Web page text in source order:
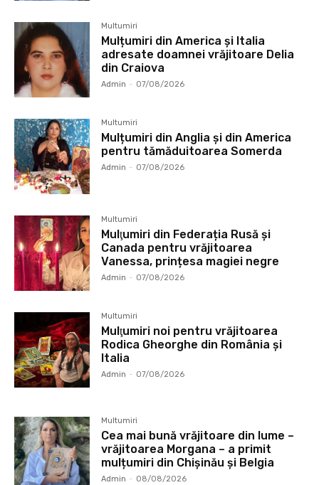
Multumiri
Mulțumiri din America și Italia
adresate doamnei vrăjitoare Delia
din Craiova
Admin - 07/08/2026
Multumiri
Mulțumiri din Anglia și din America
pentru tămăduitoarea Somerda
Admin - 07/08/2026
Multumiri
Mulţumiri din Federația Rusă și
Canada pentru vrăjitoarea
Vanessa, prințesa magiei negre
Admin - 07/08/2026
Multumiri
Mulţumiri noi pentru vrăjitoarea
Rodica Gheorghe din România și
Italia
Admin - 07/08/2026
Multumiri
Cea mai bună vrăjitoare din lume –
vrăjitoarea Morgana – a primit
mulțumiri din Chișinău și Belgia
Admin - 08/08/2026